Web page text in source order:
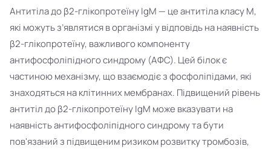
Антитіла до β2-глікопротеїну IgM — це антитіла класу M,
які можуть з’являтися в організмі у відповідь на наявність
β2-глікопротеїну, важливого компоненту
антифосфоліпідного синдрому (АФС). Цей білок є
частиною механізму, що взаємодіє з фосфоліпідами, які
знаходяться на клітинних мембранах. Підвищений рівень
антитіл до β2-глікопротеїну IgM може вказувати на
наявність антифосфоліпідного синдрому та бути
пов'язаний з підвищеним ризиком розвитку тромбозів,